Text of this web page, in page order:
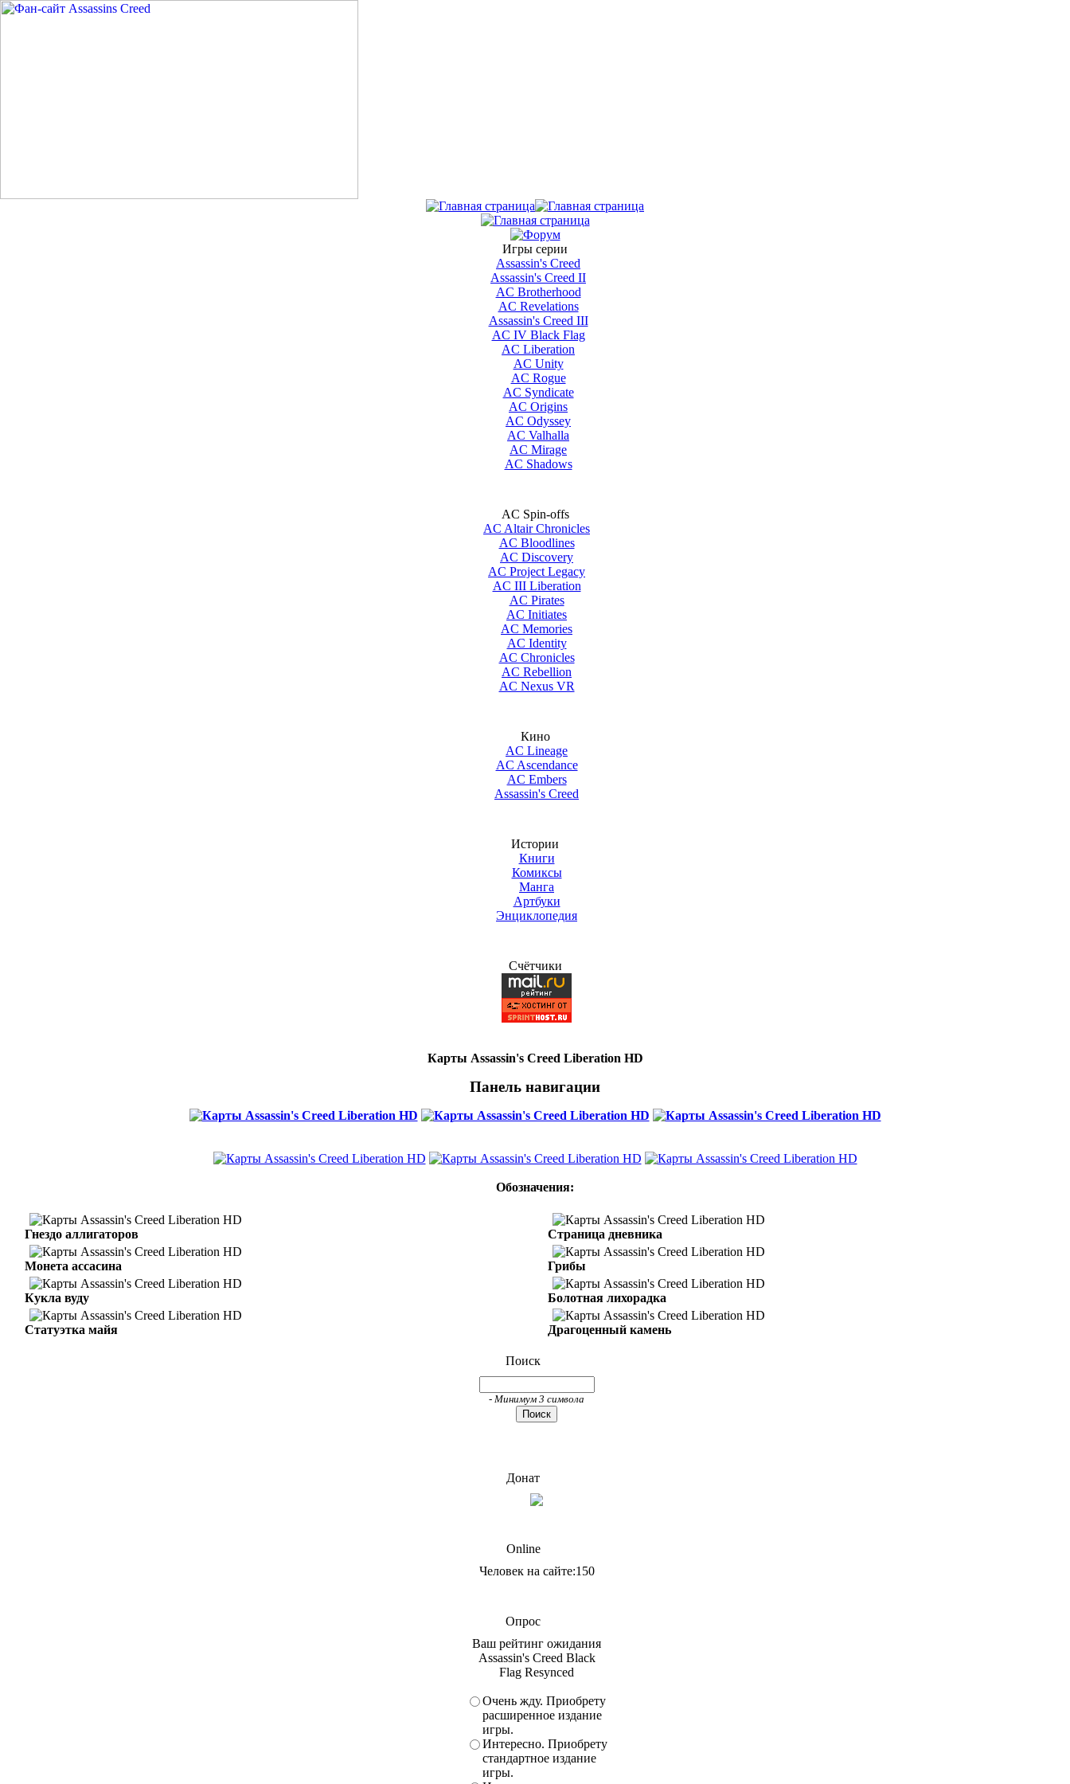
Игры серии
Assassin's Creed
Assassin's Creed II
AС Brotherhood
AC Revelations
Assassin's Creed III
AC IV Black Flag
AC Liberation
AC Unity
AC Rogue
AC Syndicate
AC Origins
AC Odyssey
AC Valhalla
AC Mirage
AC Shadows
AC Spin-offs
AC Altair Chronicles
AC Bloodlines
AC Discovery
AC Project Legacy
AC III Liberation
AC Pirates
AC Initiates
AC Memories
AC Identity
AC Chronicles
AC Rebellion
AC Nexus VR
Кино
AC Lineage
AC Ascendance
AC Embers
Assassin's Creed
Истории
Книги
Комиксы
Манга
Артбуки
Энциклопедия
Счётчики
Карты Assassin's Creed Liberation HD
Панель навигации
Обозначения:
Гнездо аллигаторов Страница дневника
Монета ассасина Грибы
Кукла вуду Болотная лихорадка
Статуэтка майя Драгоценный камень
Поиск
- Минимум 3 символа
Донат
Online
Человек на сайте:150
Опрос
Ваш рейтинг ожидания
Assassin's Creed Black
Flag Resynced
Очень жду. Приобрету
расширенное издание
игры.
Интересно. Приобрету
стандартное издание
игры.